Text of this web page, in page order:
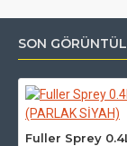
Kuruma:
Saat
Tam Kuruma
SON